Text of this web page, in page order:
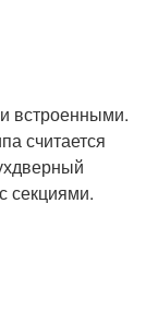
шкаф
шкаф
встроенными.
считается
секциями.